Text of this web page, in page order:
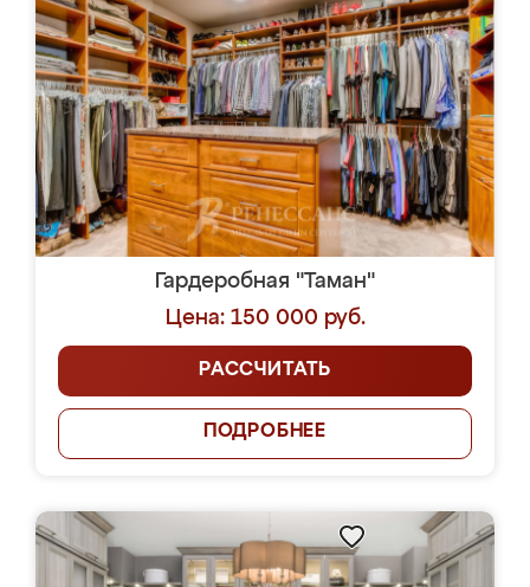
Гардеробная "Таман"
Цена: 150 000 руб.
РАССЧИТАТЬ
ПОДРОБНЕЕ